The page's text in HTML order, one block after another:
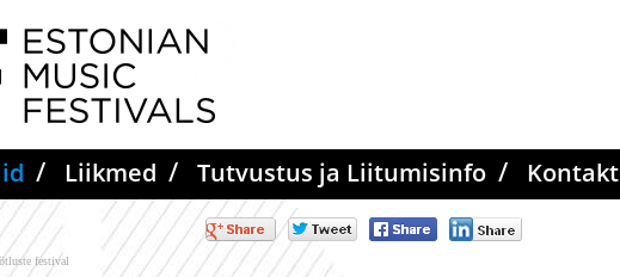
festival MOOSTE
rahvamuusika
muusikaliste
pannakse proovile
oskused. ee
/ Liikmed / Tutvustus ja Liitumisinfo / Kontakt
festival